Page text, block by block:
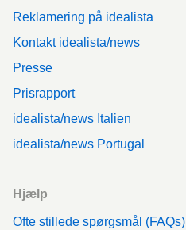
Reklamering på idealista
Kontakt idealista/news
Presse
Prisrapport
idealista/news Italien
idealista/news Portugal
Hjælp
Ofte stillede spørgsmål (FAQs)